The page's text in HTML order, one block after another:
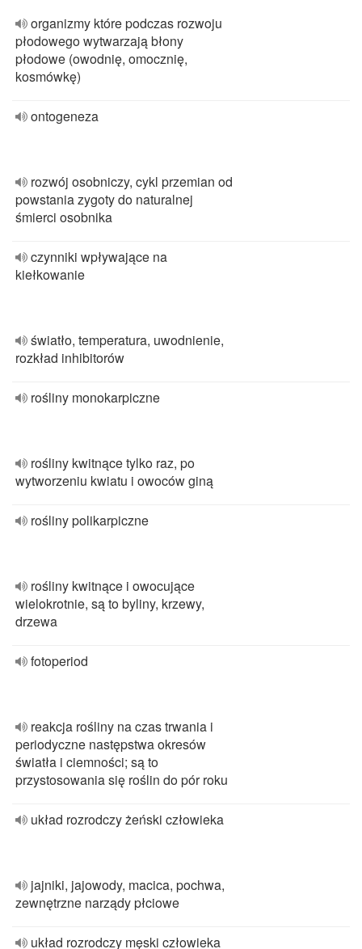
organizmy które podczas rozwoju
płodowego wytwarzają błony
płodowe (owodnię, omocznię,
kosmówkę)
ontogeneza
rozwój osobniczy, cykl przemian od
powstania zygoty do naturalnej
śmierci osobnika
czynniki wpływające na
kiełkowanie
światło, temperatura, uwodnienie,
rozkład inhibitorów
rośliny monokarpiczne
rośliny kwitnące tylko raz, po
wytworzeniu kwiatu i owoców giną
rośliny polikarpiczne
rośliny kwitnące i owocujące
wielokrotnie, są to byliny, krzewy,
drzewa
fotoperiod
reakcja rośliny na czas trwania i
periodyczne następstwa okresów
światła i ciemności; są to
przystosowania się roślin do pór roku
układ rozrodczy żeński człowieka
jajniki, jajowody, macica, pochwa,
zewnętrzne narządy płciowe
układ rozrodczy męski człowieka